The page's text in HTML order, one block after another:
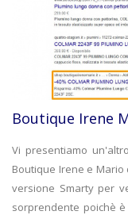
Boutique Irene
Vi presentiamo
Boutique Irene e Mario
versione Smarty per
sorprendente poichè